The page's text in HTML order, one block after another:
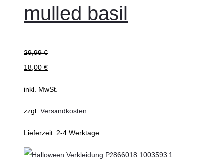
mulled basil
29,99€
18,00 €
inkl. MwSt.
zzgl. Versandkosten
Lieferzeit: 2-4 Werktage